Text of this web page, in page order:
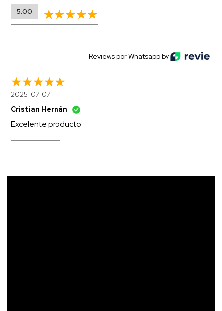
5.00
Reviews por Whatsapp by
2025-07-07
Cristian Hernán
Excelente producto